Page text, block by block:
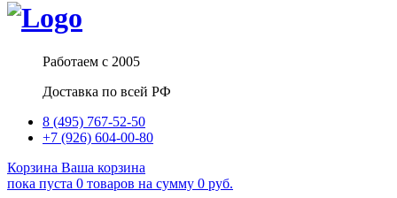
Работаем с 2005
Доставка по всей РФ
8 (495) 767-52-50
+7 (926) 604-00-80
Корзина Ваша корзина
пока пуста 0 товаров на сумму 0 руб.